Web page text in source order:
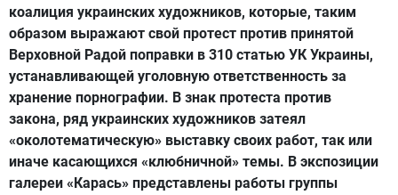
коалиция украинских художников, которые, таким
образом выражают свой протест против принятой
Верховной Радой поправки в 310 статью УК Украины,
устанавливающей уголовную ответственность за
хранение порнографии. В знак протеста против
закона, ряд украинских художников затеял
«околотематическую» выставку своих работ, так или
иначе касающихся «клюбничной» темы. В экспозиции
галереи «Карась» представлены работы группы